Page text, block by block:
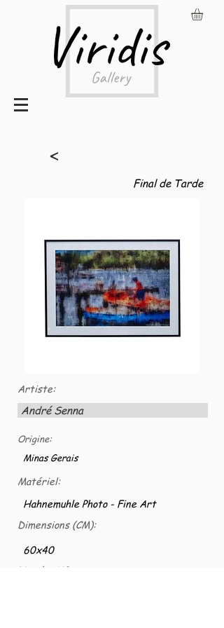
<
Final de Tarde
Artiste:
André Senna
Origine:
Minas Gerais
Matériel:
Hahnemuhle Photo - Fine Art
Dimensions (CM):
60x40
Numéro VG: